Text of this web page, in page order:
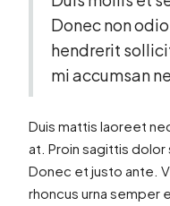
Donec non
hendrerit
mi accumsan
Duis mattis laoreet
at. Proin sagittis dolor
Donec et justo ante.
rhoncus urna semper